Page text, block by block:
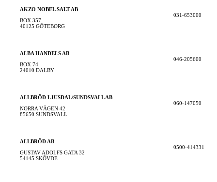
AKZO NOBEL SALT AB
BOX 357
40125 GÖTEBORG
031-653000
ALBA HANDELS AB
BOX 74
24010 DALBY
046-205600
ALLBRÖD LJUSDAL/SUNDSVALL AB
NORRA VÄGEN 42
85650 SUNDSVALL
060-147050
ALLBRÖD AB
GUSTAV ADOLFS GATA 32
54145 SKÖVDE
0500-414331